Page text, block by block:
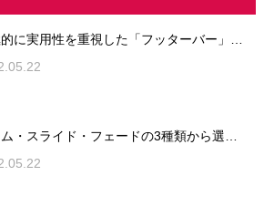
に実用性を重視した「フッターバー」…
・スライド・フェードの3種類から選…